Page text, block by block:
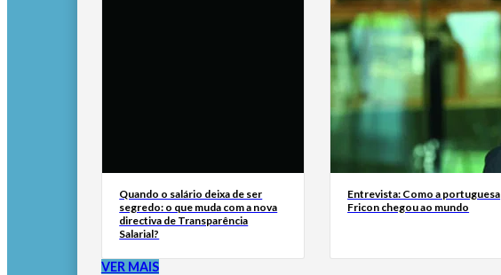
Quando o salário deixa de ser
segredo: o que muda com a nova
directiva de Transparência
Salarial?
Entrevista: Como a portuguesa
Fricon chegou ao mundo
VER MAIS